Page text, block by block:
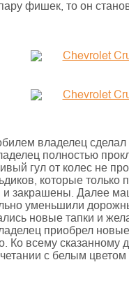
пару фишек, то он
владелец
полностью
гул от колес не
которые только
закрашены. Далее
уменьшили
новые тапки и
приобрел
Ко всему сказанному
с белым